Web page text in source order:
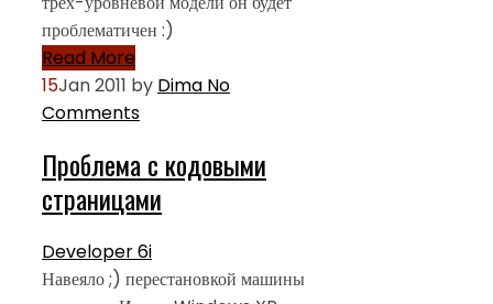
проблематичен :)
Read More
15Jan 2011 by Dima No
Comments
Проблема с кодовыми
страницами
Developer 6i
Навеяло ;) перестановкой машины